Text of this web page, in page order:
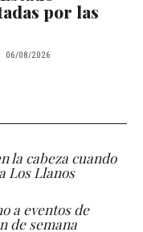
por las
06/08/2026
la cabeza cuando
Los Llanos
a eventos de
de semana